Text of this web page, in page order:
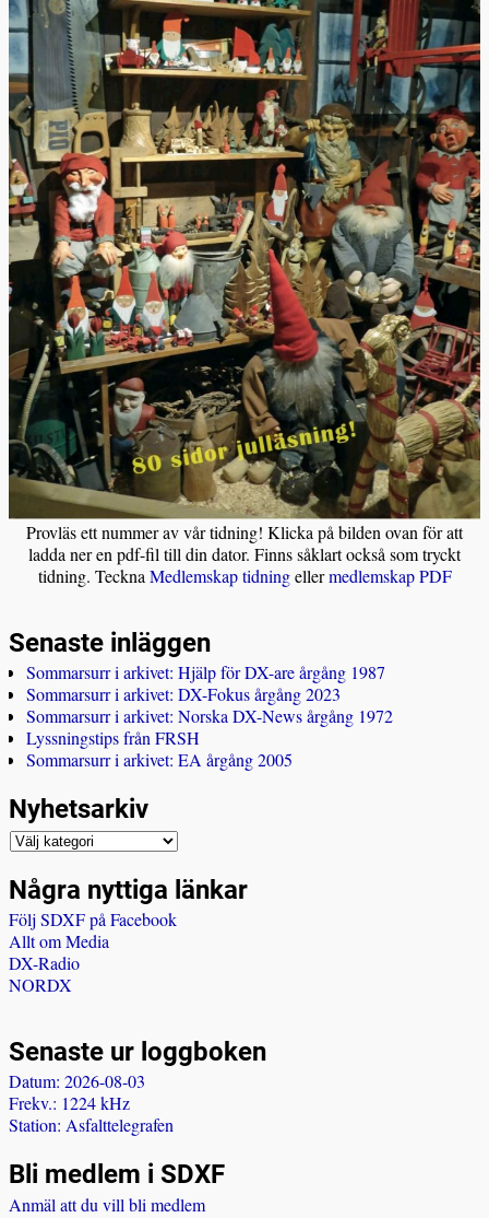
Provläs ett nummer av vår tidning! Klicka på bilden ovan för att
ladda ner en pdf-fil till din dator. Finns såklart också som tryckt
tidning. Teckna Medlemskap tidningellermedlemskap PDF
Senaste inläggen
Sommarsurr i arkivet: Hjälp för DX-are årgång 1987
Sommarsurr i arkivet: DX-Fokus årgång 2023
Sommarsurr i arkivet: Norska DX-News årgång 1972
Lyssningstips från FRSH
Sommarsurr i arkivet: EA årgång 2005
Nyhetsarkiv
Några nyttiga länkar
Följ SDXF på Facebook
Allt om Media
DX-Radio
NORDX
Senaste ur loggboken
Datum: 2026-08-03
Frekv.: 1224 kHz
Station: Asfalttelegrafen
Bli medlem i SDXF
Anmäl att du vill bli medlem